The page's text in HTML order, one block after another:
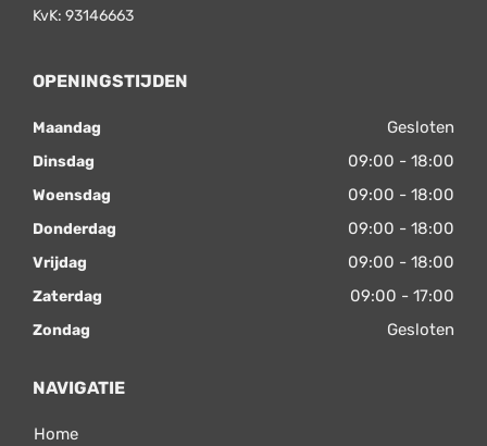
KvK: 93146663
OPENINGSTIJDEN
Maandag Gesloten
Dinsdag 09:00 - 18:00
Woensdag 09:00 - 18:00
Donderdag 09:00 - 18:00
Vrijdag 09:00 - 18:00
Zaterdag 09:00 - 17:00
Zondag Gesloten
NAVIGATIE
Home